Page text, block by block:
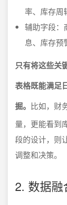
率、库存周
辅助字段：
息、库存预
只有将这些关
表格既能满足
掘。 比如，财
量，更能看到
段的设计，则
调整和决策。
2. 数据融